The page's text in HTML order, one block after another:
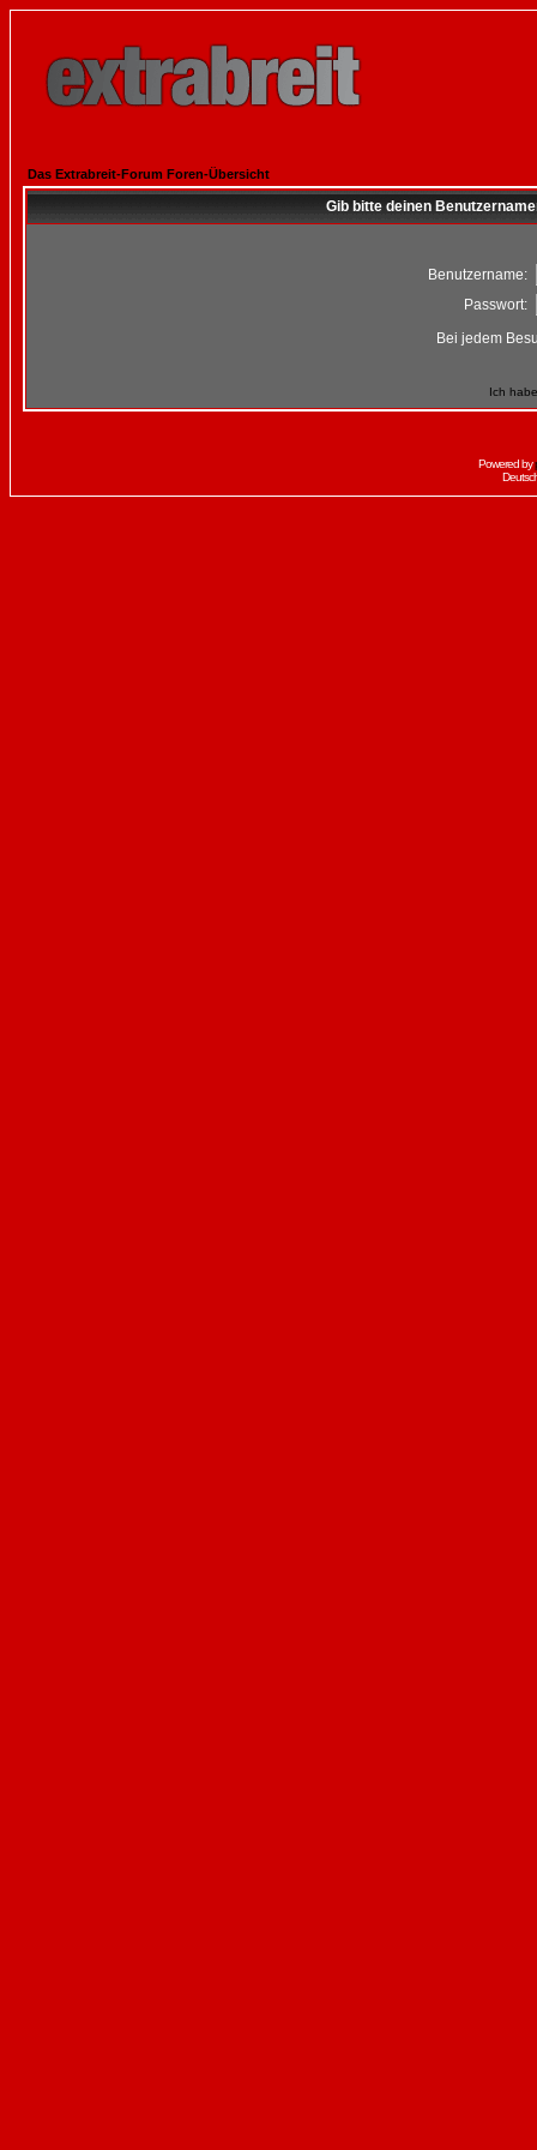
Das Extrabreit-Forum Foren-Übersicht
Gib bitte deinen
Benutzername:
Passwort:
Bei jedem
Ich
Powered by